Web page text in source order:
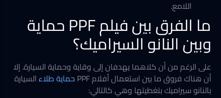
اللامع.
ما الفرق بين فيلم PPF حماية
وبين النانو السيراميك؟
على الرغم من أن كلاهما يهدفان إلى وقاية وحماية السيارة. إلا
أن هناك فروق ما بين استعمال أفلام PPF
حماية طلاءالسيارة
بالنانو سيراميك بتغطيتها وهي كالتالي: